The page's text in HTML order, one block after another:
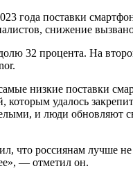
года поставки
снижение
32 процента. На
низкие поставки
которым удалось
и люди обновляют
что россиянам лучше
— отметил он.